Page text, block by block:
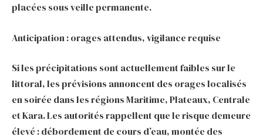
placées sous veille permanente.
Anticipation : orages attendus, vigilance requise
Si les précipitations sont actuellement faibles sur le
littoral, les prévisions annoncent des orages localisés
en soirée dans les régions Maritime, Plateaux, Centrale
et Kara. Les autorités rappellent que le risque demeure
élevé : débordement de cours d’eau, montée des